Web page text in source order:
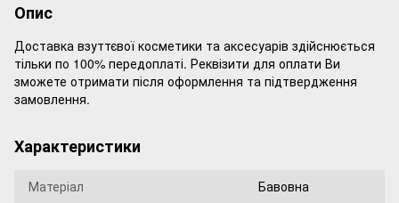
Опис
Доставка взуттєвої косметики та аксесуарів здійснюється
тільки по 100% передоплаті. Реквізити для оплати Ви
зможете отримати після оформлення та підтвердження
замовлення.
Характеристики
Матеріал
Бавовна